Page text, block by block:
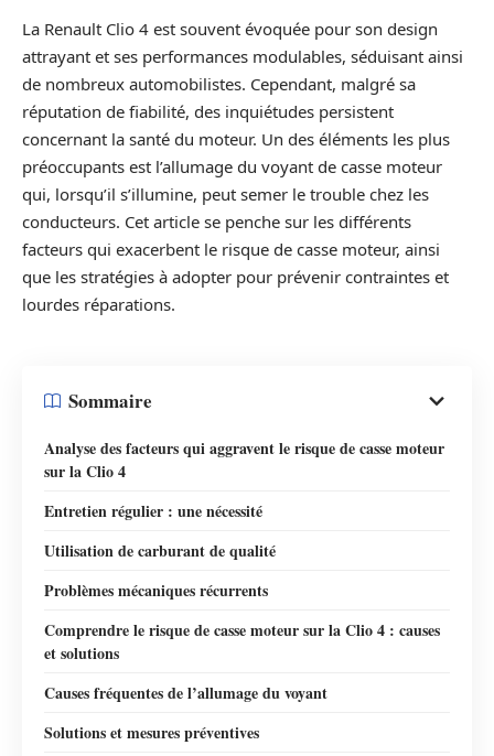
La Renault Clio 4 est souvent évoquée pour son design
attrayant et ses performances modulables, séduisant ainsi
de nombreux automobilistes. Cependant, malgré sa
réputation de fiabilité, des inquiétudes persistent
concernant la santé du moteur. Un des éléments les plus
préoccupants est l’allumage du voyant de casse moteur
qui, lorsqu’il s’illumine, peut semer le trouble chez les
conducteurs. Cet article se penche sur les différents
facteurs qui exacerbent le risque de casse moteur, ainsi
que les stratégies à adopter pour prévenir contraintes et
lourdes réparations.
Sommaire
Analyse des facteurs qui aggravent le risque de casse moteur
sur la Clio 4
Entretien régulier : une nécessité
Utilisation de carburant de qualité
Problèmes mécaniques récurrents
Comprendre le risque de casse moteur sur la Clio 4 : causes
et solutions
Causes fréquentes de l’allumage du voyant
Solutions et mesures préventives